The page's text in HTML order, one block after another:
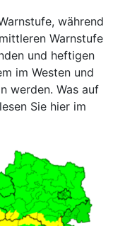
während
Warnstufe
und heftigen
im Westen und
werden. Was auf
Sie hier im